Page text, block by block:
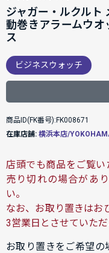
ジャガー・ルクルト
動巻きアラームウオ
ス
ビジネスウォッチ
商品ID(FK番号):FK008671
在庫店舗: 横浜本店/
店頭でも商品をご覧
売り切れの場合があ
い。
なお、お取り置きはお
3営業日とさせていただ
お取り置きをご希望の